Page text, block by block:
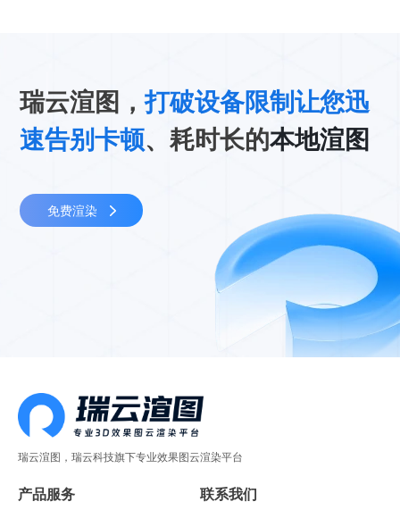
瑞云渲图，打破设备限制让您迅
速告别卡顿、耗时长的本地渲图
免费渲染
瑞云渲图，瑞云科技旗下专业效果图云渲染平台
产品服务 联系我们